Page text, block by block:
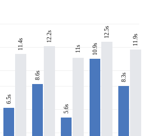
6.5s
11.4s
8.6s
12.2s
5.6s
11s 10.9s
12.5s
8.3s
11.9s